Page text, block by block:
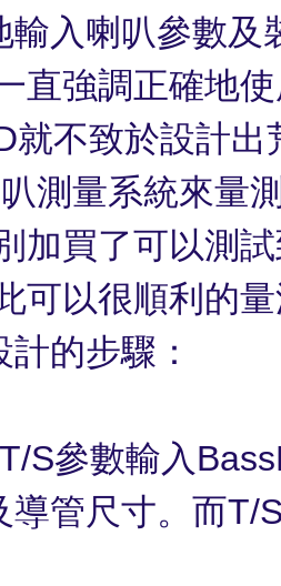
輸入喇叭參數及
直強調正確地
就不致於設計出
測量系統來量
加買了可以測
可以很順利的
的步驟：
T/S參數輸入
導管尺寸。而T/